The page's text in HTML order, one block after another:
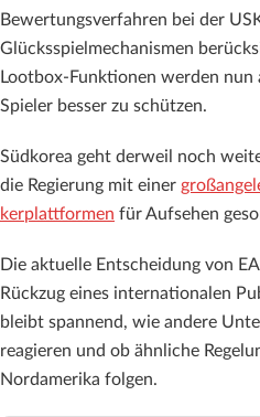
Bewertungsverfahren bei der
Glücksspielmechanismen
Lootbox-Funktionen werden
Spieler besser zu schützen.
Südkorea geht derweil noch
die Regierung mit einer
kerplattformen für Aufsehen
Die aktuelle Entscheidung von
Rückzug eines internationalen
bleibt spannend, wie andere
reagieren und ob ähnliche
Nordamerika folgen.